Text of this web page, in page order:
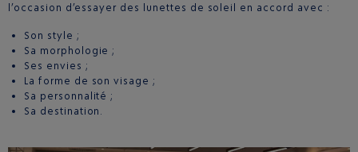
l’occasion d’essayer des lunettes de soleil en accord avec :
Son style ;
Sa morphologie ;
Ses envies ;
La forme de son visage ;
Sa personnalité ;
Sa destination.